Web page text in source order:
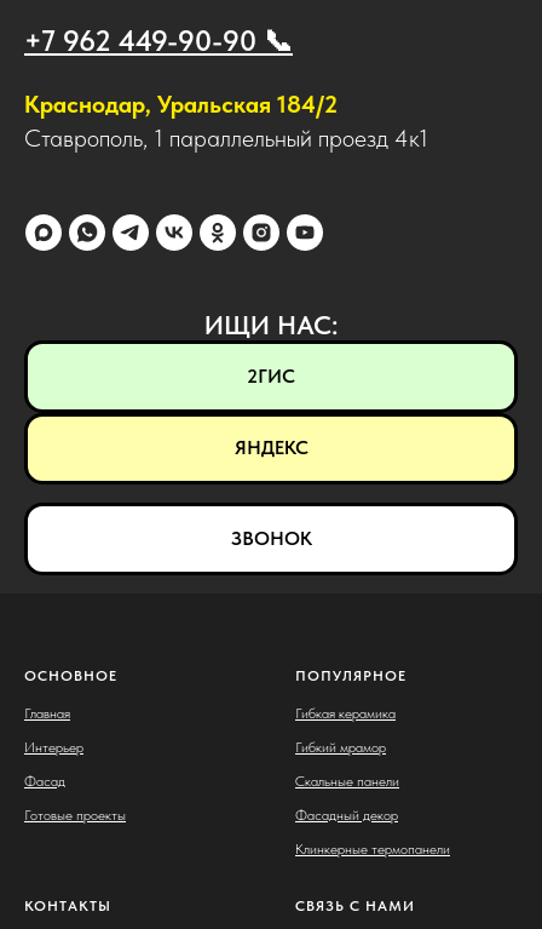
+7 962 449-90-90 📞
Краснодар, Уральская 184/2
Ставрополь, 1 параллельный проезд 4к1
ИЩИ НАС:
2ГИС
ЯНДЕКС
ЗВОНОК
ОСНОВНОЕ
Главная
Интерьер
Фасад
Готовые проекты
ПОПУЛЯРНОЕ
Гибкая керамика
Гибкий мрамор
Скальные панели
Фасадный декор
Клинкерные термопанели
КОНТАКТЫ СВЯЗЬ С НАМИ